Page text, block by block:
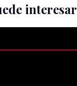
interesar